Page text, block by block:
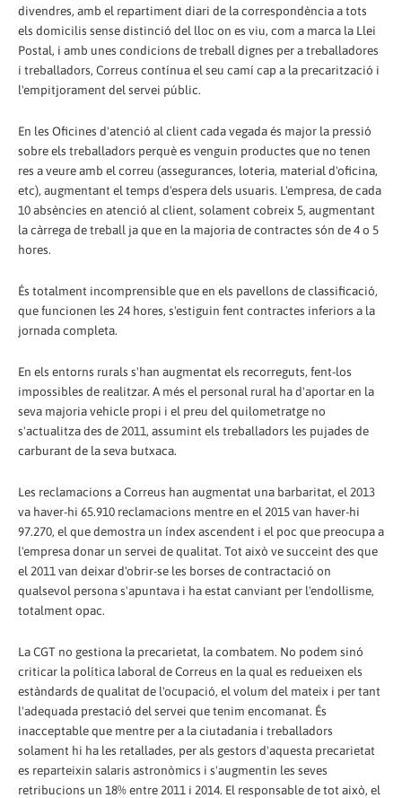
divendres, amb el repartiment diari de la correspondència a tots
els domicilis sense distinció del lloc on es viu, com a marca la Llei
Postal, i amb unes condicions de treball dignes per a treballadores
i treballadors, Correus contínua el seu camí cap a la precarització i
l'empitjorament del servei públic.
En les Oficines d'atenció al client cada vegada és major la pressió
sobre els treballadors perquè es venguin productes que no tenen
res a veure amb el correu (assegurances, loteria, material d'oficina,
etc), augmentant el temps d'espera dels usuaris. L'empresa, de cada
10 absències en atenció al client, solament cobreix 5, augmentant
la càrrega de treball ja que en la majoria de contractes són de 4 o 5
hores.
És totalment incomprensible que en els pavellons de classificació,
que funcionen les 24 hores, s'estiguin fent contractes inferiors a la
jornada completa.
En els entorns rurals s'han augmentat els recorreguts, fent-los
impossibles de realitzar. A més el personal rural ha d'aportar en la
seva majoria vehicle propi i el preu del quilometratge no
s'actualitza des de 2011, assumint els treballadors les pujades de
carburant de la seva butxaca.
Les reclamacions a Correus han augmentat una barbaritat, el 2013
va haver-hi 65.910 reclamacions mentre en el 2015 van haver-hi
97.270, el que demostra un índex ascendent i el poc que preocupa a
l'empresa donar un servei de qualitat. Tot això ve succeint des que
el 2011 van deixar d'obrir-se les borses de contractació on
qualsevol persona s'apuntava i ha estat canviant per l'endollisme,
totalment opac.
La CGT no gestiona la precarietat, la combatem. No podem sinó
criticar la política laboral de Correus en la qual es redueixen els
estàndards de qualitat de l'ocupació, el volum del mateix i per tant
l'adequada prestació del servei que tenim encomanat. És
inacceptable que mentre per a la ciutadania i treballadors
solament hi ha les retallades, per als gestors d'aquesta precarietat
es reparteixin salaris astronòmics i s'augmentin les seves
retribucions un 18% entre 2011 i 2014. El responsable de tot això, el